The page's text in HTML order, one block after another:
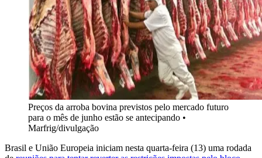
Preços da arroba bovina previstos pelo mercado futuro
para o mês de junho estão se antecipando •
Marfrig/divulgação
Brasil e União Europeia iniciam nesta quarta-feira (13) uma rodada